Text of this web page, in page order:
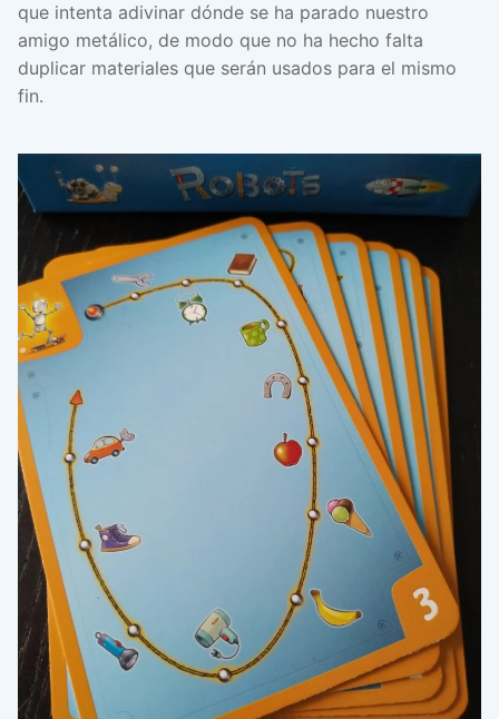
que intenta adivinar dónde se ha parado nuestro
amigo metálico, de modo que no ha hecho falta
duplicar materiales que serán usados para el mismo
fin.